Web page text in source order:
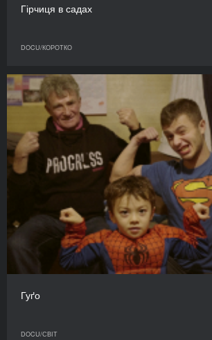
Гірчиця в садах
DOCU/КОРОТКО
Гуґо
DOCU/СВІТ